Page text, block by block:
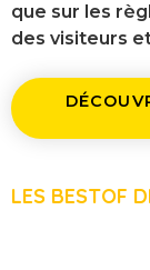
que sur les
des visiteurs
LES BESTOF